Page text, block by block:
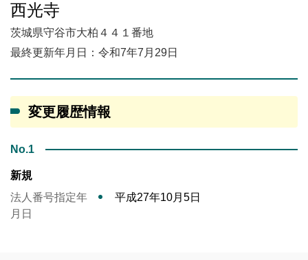
西光寺
茨城県守谷市大柏４４１番地
最終更新年月日：令和7年7月29日
変更履歴情報
No.1
新規
法人番号指定年
月日
平成27年10月5日